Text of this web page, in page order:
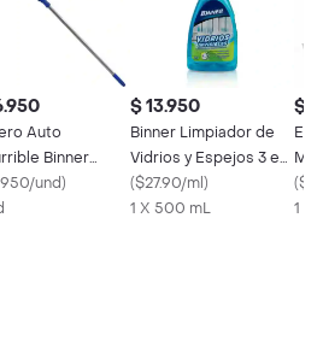
Auto
Binner
und)
$ 13.950
Binner Limpiador de
Vidrios y Espejos 3 en
1
($27.90/ml)
1 X 500 mL
$
(
1 X